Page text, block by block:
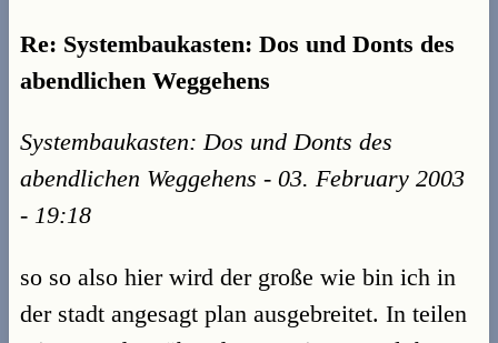
Re: Systembaukasten: Dos und Donts des
abendlichen Weggehens
Systembaukasten: Dos und Donts des
abendlichen Weggehens - 03. February 2003
- 19:18
so so also hier wird der große wie bin ich in
der stadt angesagt plan ausgebreitet. In teilen